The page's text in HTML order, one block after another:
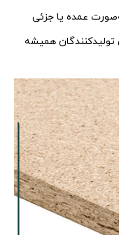
محصولات ۱۶ میل را به‌صورت عمده یا جزئی
تولیدکنندگان همیشه